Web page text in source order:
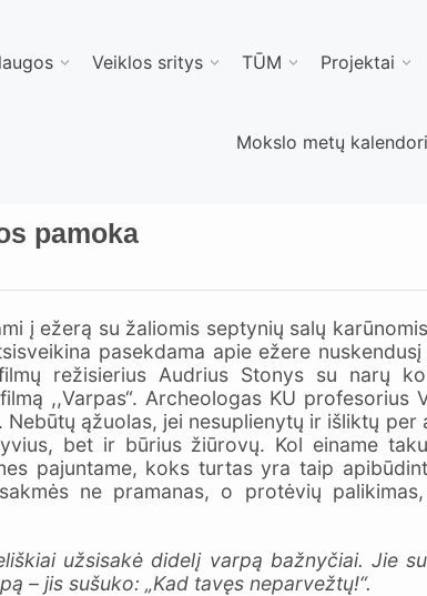
Veiklos sritys TŪM Projektai
Mokslo metų
pamoka
į ežerą su žaliomis septynių salų
pasekdama apie ežere
režisierius Audrius Stonys su narų
,,Varpas“. Archeologas KU profesorius
ąžuolas, jei nesuplienytų ir išliktų per
bet ir būrius žiūrovų. Kol einame
pajuntame, koks turtas yra taip
ne pramanas, o protėvių
užsisakė didelį varpą bažnyčiai. Jie
– jis sušuko: „Kad tavęs neparvežtų!“.